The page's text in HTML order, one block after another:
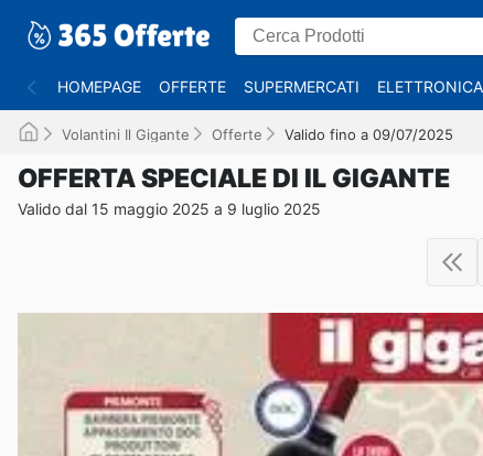
HOMEPAGE OFFERTE SUPERMERCATI ELETTRONICA
Volantini Il Gigante Offerte Valido fino a 09/07/2025
OFFERTA SPECIALE DI IL GIGANTE
Valido dal 15 maggio 2025 a 9 luglio 2025